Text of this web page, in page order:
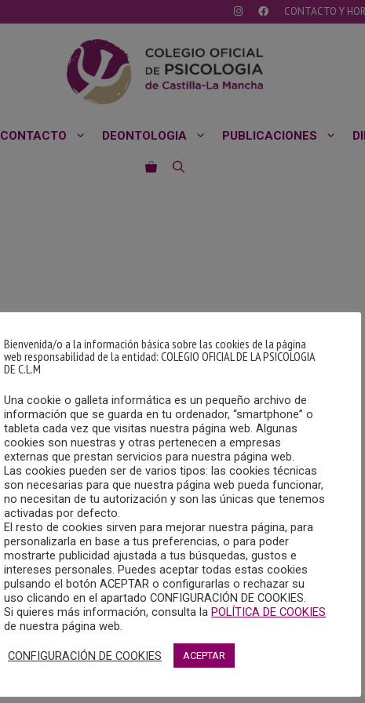
CONTACTO Y
CONTACTO DEONTOLOGIA PUBLICACIONES
Bienvenida/o a la información básica sobre las cookies de la página
web responsabilidad de la entidad: COLEGIO OFICIAL DE LA PSICOLOGIA
DE C.L.M
Una cookie o galleta informática es un pequeño archivo de
información que se guarda en tu ordenador, “smartphone” o
tableta cada vez que visitas nuestra página web. Algunas
cookies son nuestras y otras pertenecen a empresas
externas que prestan servicios para nuestra página web.
Las cookies pueden ser de varios tipos: las cookies técnicas
son necesarias para que nuestra página web pueda funcionar,
no necesitan de tu autorización y son las únicas que tenemos
activadas por defecto.
El resto de cookies sirven para mejorar nuestra página, para
personalizarla en base a tus preferencias, o para poder
mostrarte publicidad ajustada a tus búsquedas, gustos e
intereses personales. Puedes aceptar todas estas cookies
pulsando el botón ACEPTAR o configurarlas o rechazar su
uso clicando en el apartado CONFIGURACIÓN DE COOKIES.
Si quieres más información, consulta la POLÍTICA DE COOKIES
de nuestra página web.
CONFIGURACIÓN DE COOKIES ACEPTAR